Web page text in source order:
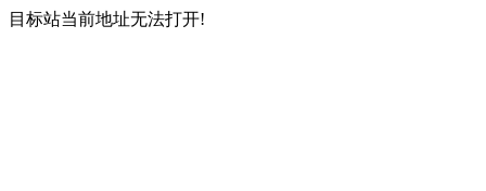
目标站当前地址无法打开!